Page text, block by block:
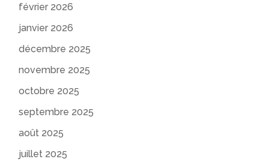
février 2026
janvier 2026
décembre 2025
novembre 2025
octobre 2025
septembre 2025
août 2025
juillet 2025